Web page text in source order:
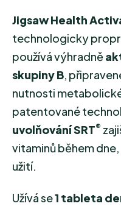
Jigsaw Health
technologicky
používá výhradně
skupiny B,
nutnosti
patentované
uvolňování SRT®
vitaminů během
užití.
Užívá se1 tableta